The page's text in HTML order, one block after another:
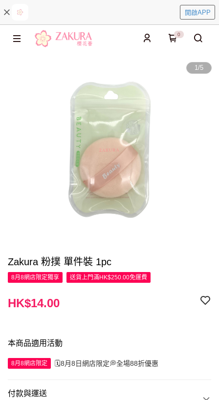
開啟APP
0
1/5
Zakura 粉撲 單件裝 1pc
8月8網店限定獨享 送貨上門滿HK$250.00免運費
HK$14.00
本商品適用活動
8月8網店限定 🗓️8月8日網店限定💭全場88折優惠
付款與運送